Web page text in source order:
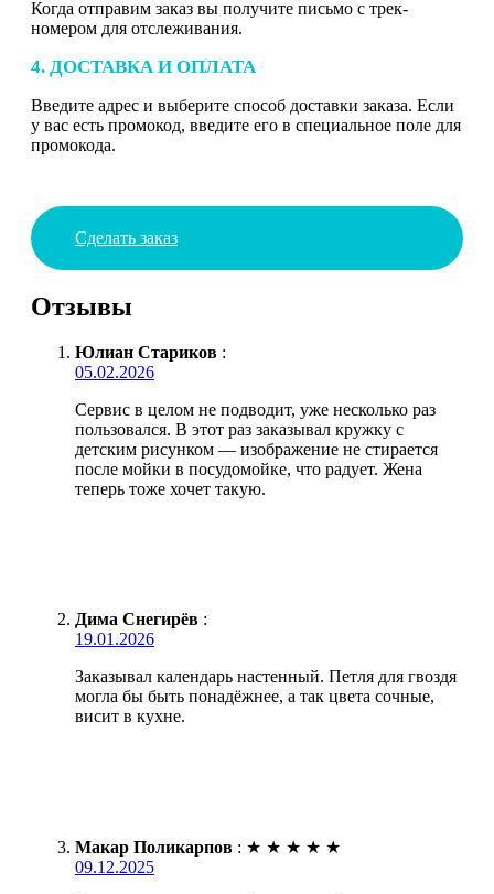
Когда отправим заказ вы получите письмо с трек-
номером для отслеживания.
4. ДОСТАВКА И ОПЛАТА
Введите адрес и выберите способ доставки заказа. Если
у вас есть промокод, введите его в специальное поле для
промокода.
Сделать заказ
Отзывы
Юлиан Стариков :
05.02.2026
Сервис в целом не подводит, уже несколько раз
пользовался. В этот раз заказывал кружку с
детским рисунком — изображение не стирается
после мойки в посудомойке, что радует. Жена
теперь тоже хочет такую.
Дима Снегирёв :
19.01.2026
Заказывал календарь настенный. Петля для гвоздя
могла бы быть понадёжнее, а так цвета сочные,
висит в кухне.
Макар Поликарпов : ★ ★ ★ ★ ★
09.12.2025